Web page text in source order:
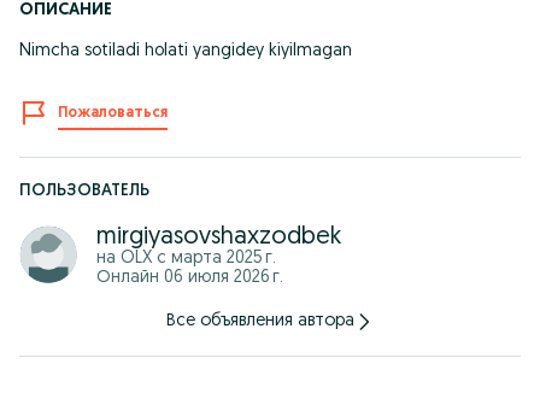
ОПИСАНИЕ
Nimcha sotiladi holati yangidey kiyilmagan
Пожаловаться
ПОЛЬЗОВАТЕЛЬ
mirgiyasovshaxzodbek
на OLX с марта 2025 г.
Онлайн 06 июля 2026 г.
Все объявления автора